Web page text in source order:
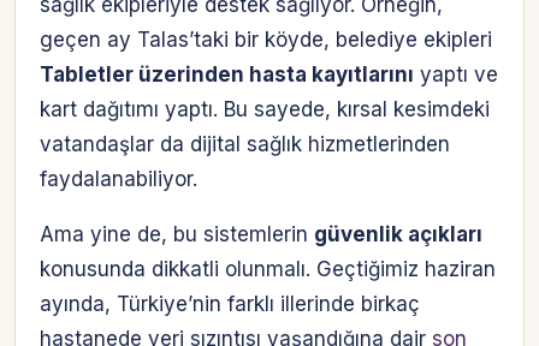
sağlık ekipleriyle destek sağlıyor. Örneğin,
geçen ay Talas’taki bir köyde, belediye ekipleri
Tabletler üzerinden hasta kayıtlarını yaptı ve
kart dağıtımı yaptı. Bu sayede, kırsal kesimdeki
vatandaşlar da dijital sağlık hizmetlerinden
faydalanabiliyor.
Ama yine de, bu sistemlerin güvenlik açıkları
konusunda dikkatli olunmalı. Geçtiğimiz haziran
ayında, Türkiye’nin farklı illerinde birkaç
hastanede veri sızıntısı yaşandığına dair son